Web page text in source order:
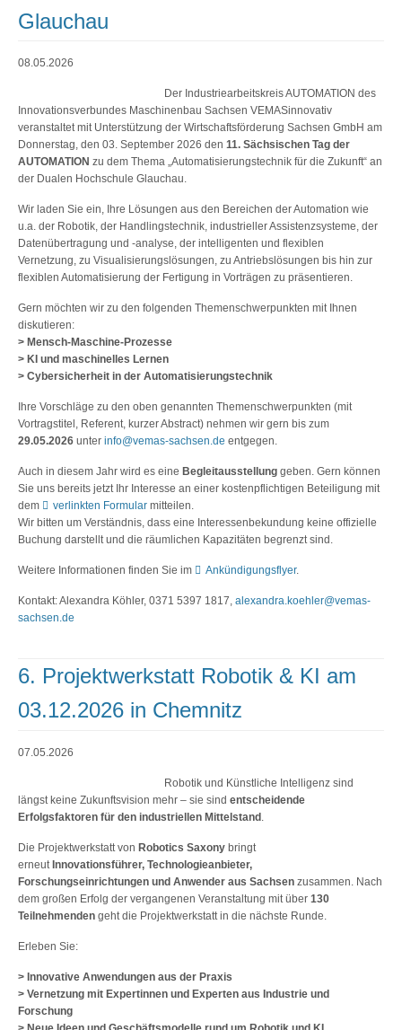
Glauchau
08.05.2026
Der Industriearbeitskreis AUTOMATION des
Innovationsverbundes Maschinenbau Sachsen VEMASinnovativ
veranstaltet mit Unterstützung der Wirtschaftsförderung Sachsen GmbH am
Donnerstag, den 03. September 2026 den 11. Sächsischen Tag der
AUTOMATION zu dem Thema „Automatisierungstechnik für die Zukunft“ an
der Dualen Hochschule Glauchau.
Wir laden Sie ein, Ihre Lösungen aus den Bereichen der Automation wie
u.a. der Robotik, der Handlingstechnik, industrieller Assistenzsysteme, der
Datenübertragung und -analyse, der intelligenten und flexiblen
Vernetzung, zu Visualisierungslösungen, zu Antriebslösungen bis hin zur
flexiblen Automatisierung der Fertigung in Vorträgen zu präsentieren.
Gern möchten wir zu den folgenden Themenschwerpunkten mit Ihnen
diskutieren:
> Mensch-Maschine-Prozesse
> KI und maschinelles Lernen
> Cybersicherheit in der Automatisierungstechnik
Ihre Vorschläge zu den oben genannten Themenschwerpunkten (mit
Vortragstitel, Referent, kurzer Abstract) nehmen wir gern bis zum
29.05.2026 unter info@vemas-sachsen.de entgegen.
Auch in diesem Jahr wird es eine Begleitausstellung geben. Gern können
Sie uns bereits jetzt Ihr Interesse an einer kostenpflichtigen Beteiligung mit
dem
verlinkten Formular mitteilen.
Wir bitten um Verständnis, dass eine Interessenbekundung keine offizielle
Buchung darstellt und die räumlichen Kapazitäten begrenzt sind.
Weitere Informationen finden Sie im Ankündigungsflyer.
Kontakt: Alexandra Köhler, 0371 5397 1817, alexandra.koehler@vemas-
sachsen.de
6. Projektwerkstatt Robotik & KI am
03.12.2026 in Chemnitz
07.05.2026
Robotik und Künstliche Intelligenz sind
längst keine Zukunftsvision mehr – sie sind entscheidende
Erfolgsfaktoren für den industriellen Mittelstand
Die Projektwerkstatt von Robotics Saxony bringt
erneut Innovationsführer, Technologieanbieter,
Forschungseinrichtungen und Anwender aus Sachsen zusammen. Nach
dem großen Erfolg der vergangenen Veranstaltung mit über 130
Teilnehmenden geht die Projektwerkstatt in die nächste Runde.
Erleben Sie:
> Innovative Anwendungen aus der Praxis
> Vernetzung mit Expertinnen und Experten aus Industrie und
Forschung